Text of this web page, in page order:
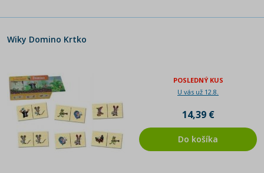
Wiky Domino Krtko
POSLEDNÝ KUS
U vás už 12.8.
14,39 €
Do košíka